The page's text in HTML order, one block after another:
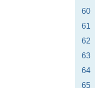
60
61
62
63
64
65